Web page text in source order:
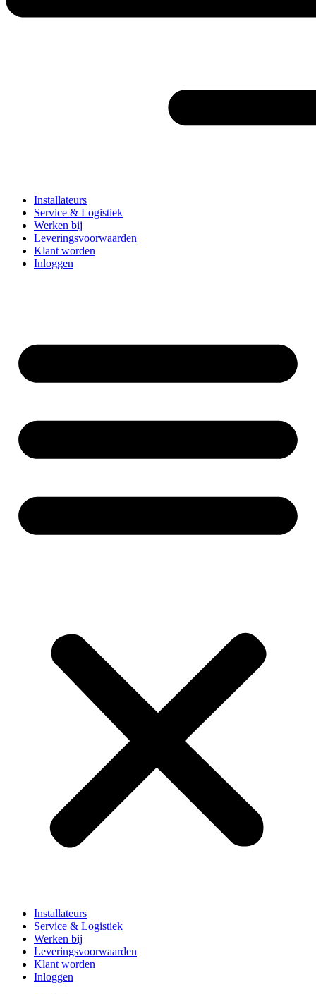
Installateurs
Service & Logistiek
Werken bij
Leveringsvoorwaarden
Klant worden
Inloggen
Installateurs
Service & Logistiek
Werken bij
Leveringsvoorwaarden
Klant worden
Inloggen